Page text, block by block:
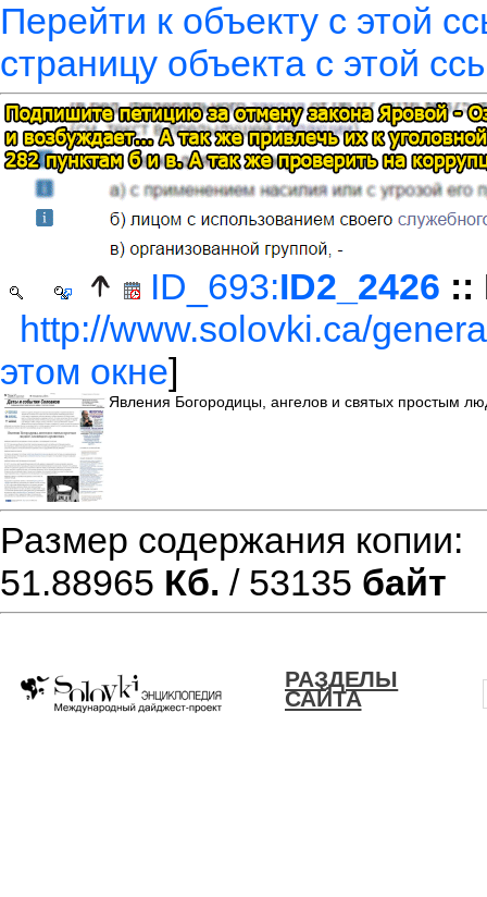
Перейти к объекту с этой
страницу объекта с этой
ID_693:ID2_2426 ::
http://www.solovki.ca/
этом окне]
Явления Богородицы, ангелов и святых простым
Размер содержания
51.88965 Кб. / 53135 байт
РАЗДЕЛЫ
САЙТА